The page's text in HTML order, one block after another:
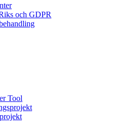
och GDPR
Tool